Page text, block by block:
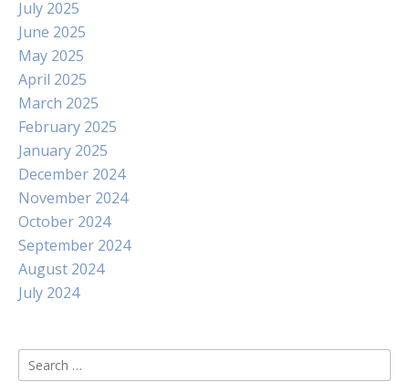
July 2025
June 2025
May 2025
April 2025
March 2025
February 2025
January 2025
December 2024
November 2024
October 2024
September 2024
August 2024
July 2024
Search
for: